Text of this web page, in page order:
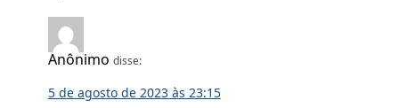
Anônimo disse:
5 de agosto de 2023 às 23:15